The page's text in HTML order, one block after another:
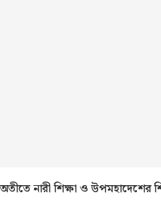
অতীতে নারী শিক্ষা ও উপমহাদেশের